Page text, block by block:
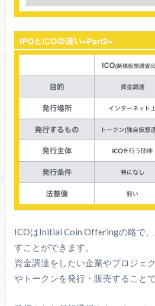
ICOはInitial Coin Offeringの略で
すことができます。
資金調達をしたい企業やプロジェ
やトークンを発行・販売すること